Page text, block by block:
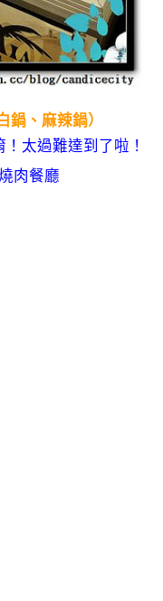
鍋、麻辣鍋）
太過難達到了啦！